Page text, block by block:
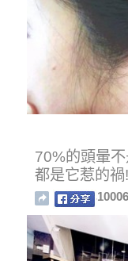
70%的頭暈
都是它惹的禍!
10006